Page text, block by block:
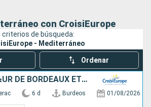
Buscar
con CroisiEurope
criterios de búsqueda:
- Mediterráneo
Ordenar
CROISIÈRE AU C½UR DE BORDEAUX ET SA RÉGION : ITINÉRAIRE DÉCOUVERTE
6 d Burdeos 01/08/2026